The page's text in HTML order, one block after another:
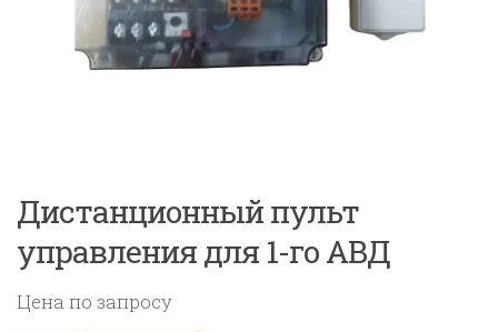
Дистанционный пульт
управления для 1-го АВД
Цена по запросу